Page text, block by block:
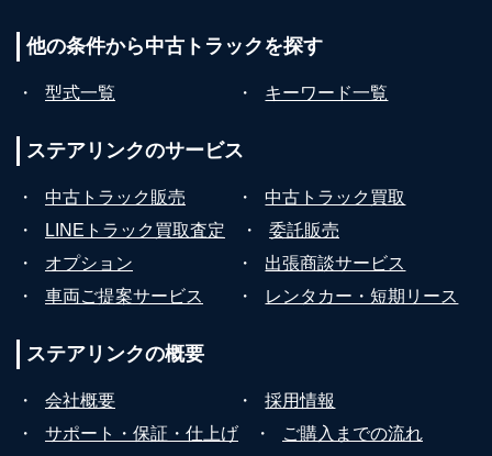
他の条件から中古トラックを探す
・ 型式一覧 ・ キーワード一覧
ステアリンクのサービス
・ 中古トラック販売 ・
中古トラック買取
・
LINEトラック買取査定 ・
委託販売
・
オプション ・
出張商談サービス
・
車両ご提案サービス ・ レンタカー・短期リース
ステアリンクの概要
・ 会社概要 ・
採用情報
・
サポート・保証・仕上げ ・
ご購入までの流れ